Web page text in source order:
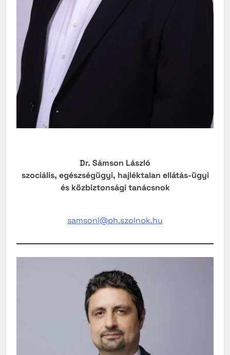
Dr. Sámson László
szociális, egészségügyi, hajléktalan ellátás-ügyi
és közbiztonsági tanácsnok
samsonl@ph.szolnok.hu